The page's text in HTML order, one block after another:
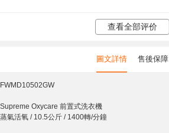
查看全部评价
圖文詳情 售後保障
FWMD10502GW
Supreme Oxycare 前置式洗衣機
蒸氣活氧 / 10.5公斤 / 1400轉/分鐘